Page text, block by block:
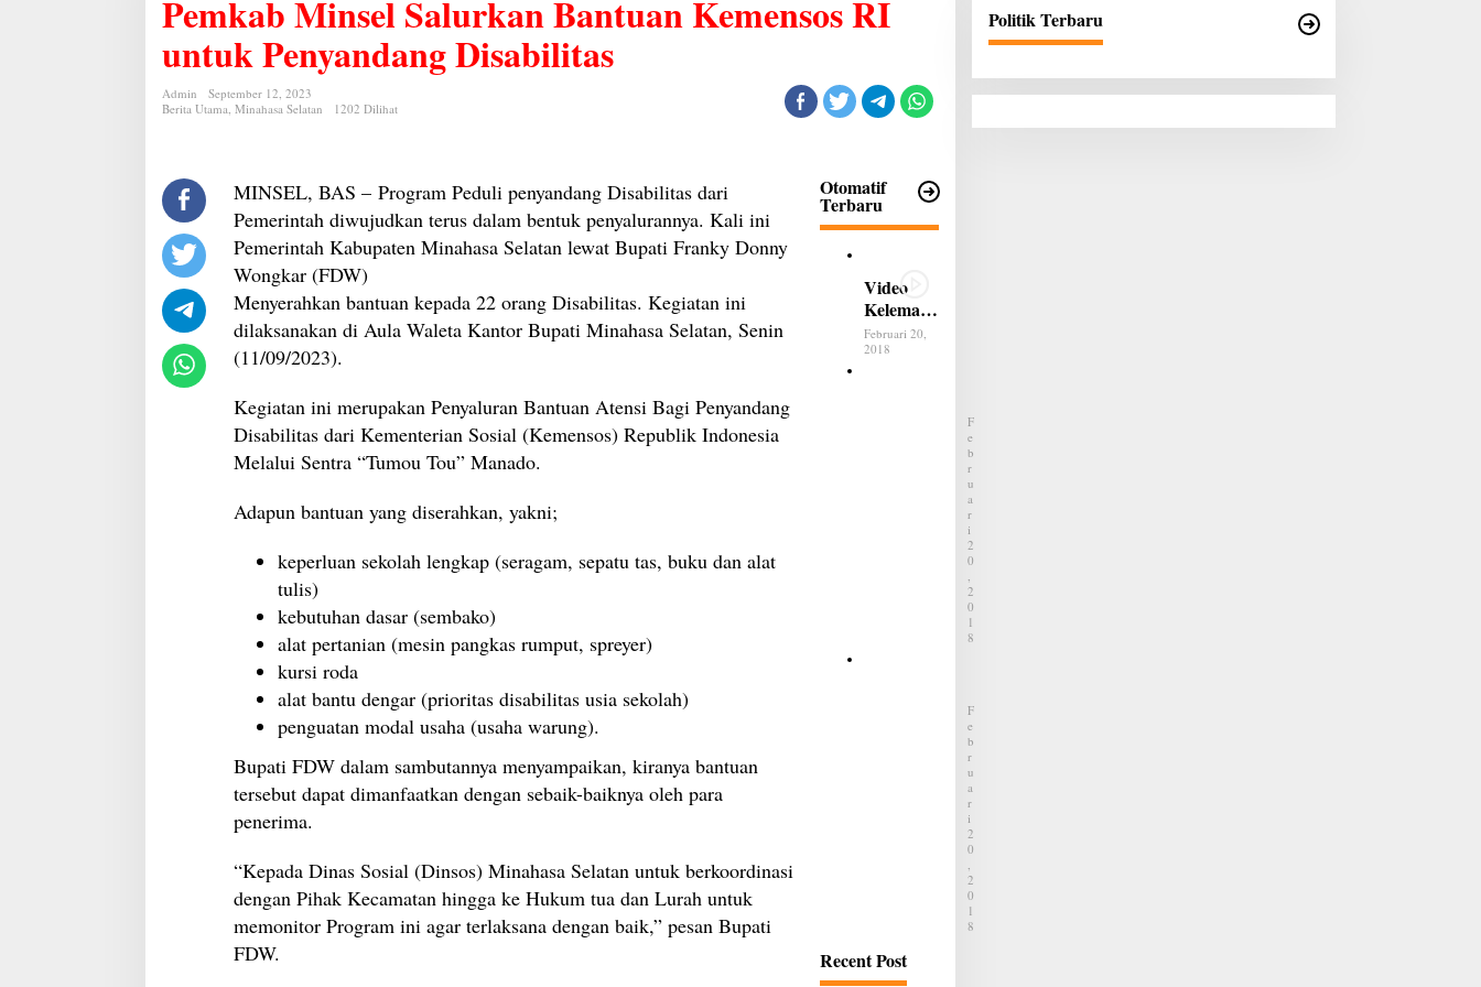
Bantuan
Kemensos
RI
untuk
Pemkab Minsel Salurkan Bantuan Kemensos RI
untuk Penyandang Disabilitas
Admin
September 12, 2023
Berita Utama Minahasa Selatan 1202 Dilihat
MINSEL, BAS – Program Peduli penyandang Disabilitas dari
Pemerintah diwujudkan terus dalam bentuk penyalurannya. Kali ini
Pemerintah Kabupaten Minahasa Selatan lewat Bupati Franky Donny
Wongkar (FDW)
Menyerahkan bantuan kepada 22 orang Disabilitas. Kegiatan ini
dilaksanakan di Aula Waleta Kantor Bupati Minahasa Selatan, Senin
(11/09/2023).
Kegiatan ini merupakan Penyaluran Bantuan Atensi Bagi Penyandang
Disabilitas dari Kementerian Sosial (Kemensos) Republik Indonesia
Melalui Sentra “Tumou Tou” Manado.
Adapun bantuan yang diserahkan, yakni;
keperluan sekolah lengkap (seragam, sepatu tas, buku dan alat
tulis)
kebutuhan dasar (sembako)
alat pertanian (mesin pangkas rumput, spreyer)
kursi roda
alat bantu dengar (prioritas disabilitas usia sekolah)
penguatan modal usaha (usaha warung).
Bupati FDW dalam sambutannya menyampaikan, kiranya bantuan
tersebut dapat dimanfaatkan dengan sebaik-baiknya oleh para
penerima.
“Kepada Dinas Sosial (Dinsos) Minahasa Selatan untuk berkoordinasi
dengan Pihak Kecamatan hingga ke Hukum tua dan Lurah untuk
memonitor Program ini agar terlaksana dengan baik,” pesan Bupati
FDW.
Otomatif
Terbaru
Video
Kelemah
an dan
Kelebiha
Februari 20,
2018
l
u
m
P
a
k
a
i
C
V
T
,
A
p
a
g
D
i
t
a
k
u
t
i
a
i
h
a
F
E
B
R
U
A
R
I
2
0
2
0
1
8
i
h
a
t
s
u
S
a
n
t
a
i
P
e
n
F
E
B
R
U
A
R
I
2
0
2
0
1
8
Recent Post
Politik Terbaru